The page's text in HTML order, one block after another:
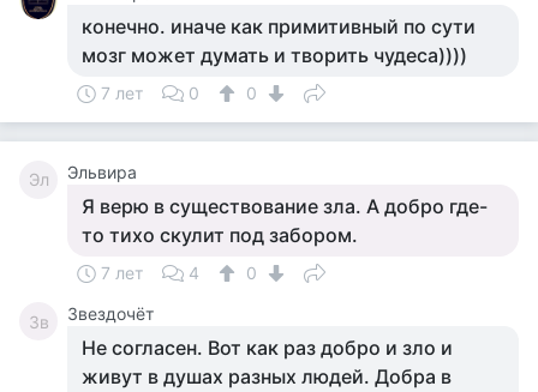
конечно. иначе как примитивный по сути
мозг может думать и творить чудеса))))
7 лет 0 0
Эл Эльвира
Я верю в существование зла. А добро где-
то тихо скулит под забором.
7 лет 4 0
Зв Звездочёт
Не согласен. Вот как раз добро и зло и
живут в душах разных людей. Добра в